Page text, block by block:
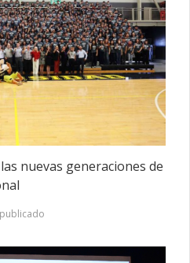
nuevas generaciones de